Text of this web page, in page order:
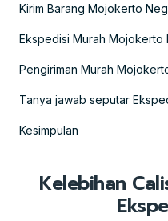
Kirim Barang Mojokerto
Ekspedisi Murah Mojokerto
Pengiriman Murah
Tanya jawab seputar
Kesimpulan
Kelebihan